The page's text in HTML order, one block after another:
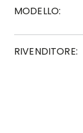
MODELLO:
RIVENDITORE: